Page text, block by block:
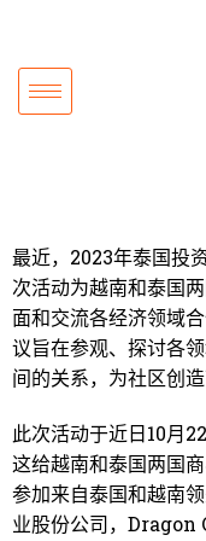
最近，2023年泰国投
次活动为越南和泰国
面和交流各经济领域
议旨在参观、探讨各
间的关系，为社区创造
此次活动于近日10月
这给越南和泰国两国
参加来自泰国和越南
业股份公司，